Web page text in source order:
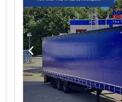
stekker, antispray. Een
voertuigen vindt u op onze
nodig? Wij bieden individuele
financieringsoplossingen,
telematicadiensten. Wij
Dcodpfxjztgy Uj Am Hek